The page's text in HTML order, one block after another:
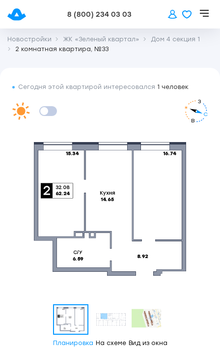
8 (800) 234 03 03
Новостройки ЖК «Зеленый квартал»
Дом 4 секция 1
2 комнатная квартира, №33
Сегодня этой квартирой интересовался 1 человек
С
В
З
Планировка На схеме Вид из окна